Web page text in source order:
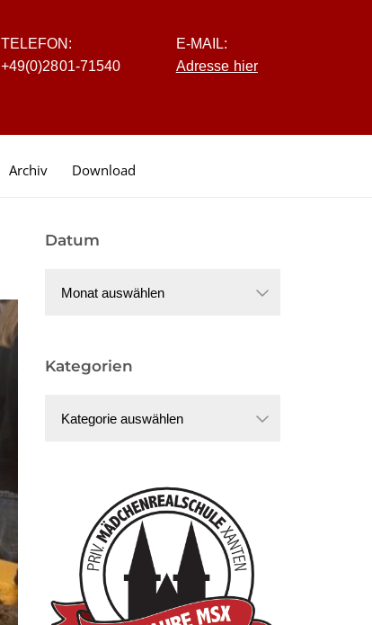
TELEFON:
+49(0)2801-71540
E-MAIL:
Adresse hier
Archiv Download
Datum
Kategorien